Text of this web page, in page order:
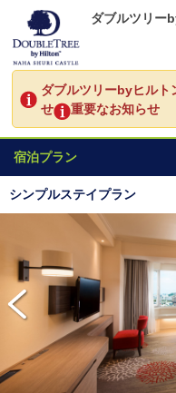
ダブルツリー
ダブルツリーbyヒルト
せ
重要なお知らせ
宿泊プラン
シンプルステイプラン